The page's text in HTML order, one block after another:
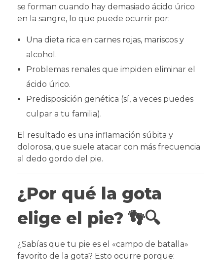
se forman cuando hay demasiado ácido úrico
en la sangre, lo que puede ocurrir por:
Una dieta rica en carnes rojas, mariscos y
alcohol.
Problemas renales que impiden eliminar el
ácido úrico.
Predisposición genética (sí, a veces puedes
culpar a tu familia).
El resultado es una inflamación súbita y
dolorosa, que suele atacar con más frecuencia
al dedo gordo del pie.
¿Por qué la gota
elige el pie? 👣🔍
¿Sabías que tu pie es el «campo de batalla»
favorito de la gota? Esto ocurre porque: